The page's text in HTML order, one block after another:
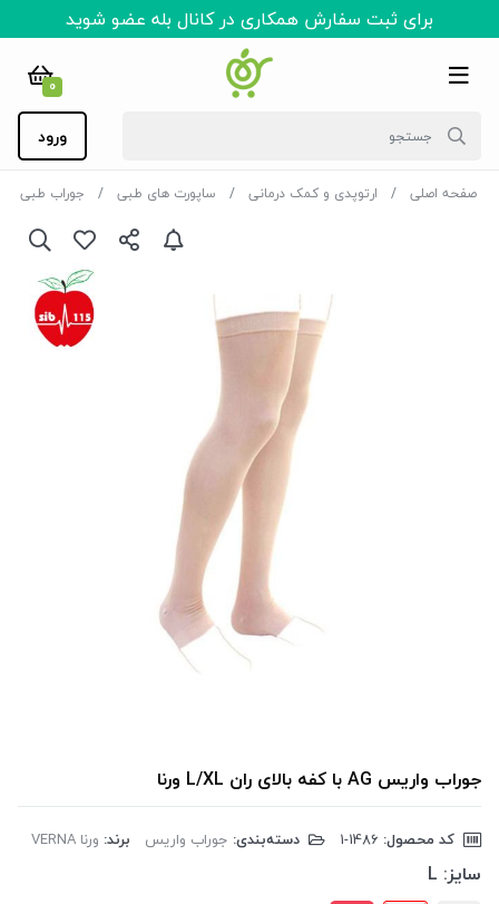
برای ثبت سفارش همکاری در کانال بله عضو شوید
0
ورود
صفحه اصلی ارتوپدی و کمک درمانی ساپورت های طبی جوراب طبی
جوراب واریس AG با کفه بالای ران L/XL ورنا
کد محصول: دسته‌بندی: جوراب واریس برند: ورنا VERNA
سایز: L